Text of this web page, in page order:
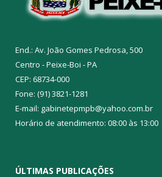
End.: Av. João Gomes Pedrosa, 500
Centro - Peixe-Boi - PA
CEP: 68734-000
Fone: (91) 3821-1281
E-mail: gabinetepmpb@yahoo.com.br
Horário de atendimento: 08:00 às 13:00
ÚLTIMAS PUBLICAÇÕES